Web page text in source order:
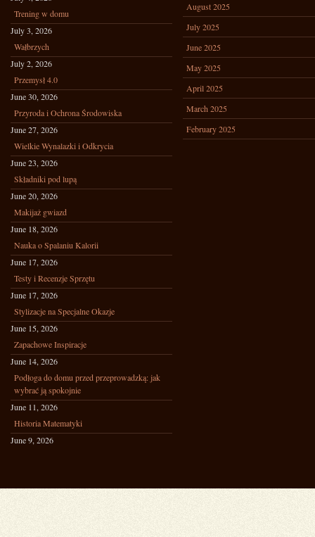
Trening w domu
July 3, 2026
Wałbrzych
July 2, 2026
Przemysł 4.0
June 30, 2026
Przyroda i Ochrona Środowiska
June 27, 2026
Wielkie Wynalazki i Odkrycia
June 23, 2026
Składniki pod lupą
June 20, 2026
Makijaż gwiazd
June 18, 2026
Nauka o Spalaniu Kalorii
June 17, 2026
Testy i Recenzje Sprzętu
June 17, 2026
Stylizacje na Specjalne Okazje
June 15, 2026
Zapachowe Inspiracje
June 14, 2026
Podłoga do domu przed przeprowadzką: jak
wybrać ją spokojnie
June 11, 2026
Historia Matematyki
June 9, 2026
August 2025
July 2025
June 2025
May 2025
April 2025
March 2025
February 2025